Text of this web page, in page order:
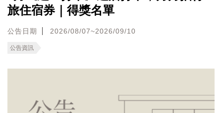
旅住宿券｜得獎名單
公告日期 2026/08/07~2026/09/10
公告資訊